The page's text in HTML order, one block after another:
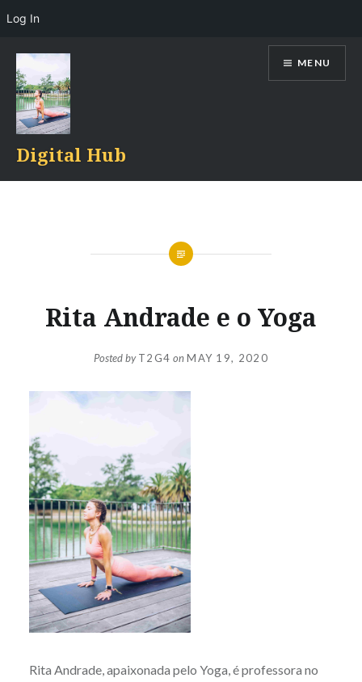
content
Digital Hub
MENU
Rita Andrade e o Yoga
Posted byT2G4 onMAY 19, 2020
Rita Andrade, apaixonada pelo Yoga, é professora no
Log In